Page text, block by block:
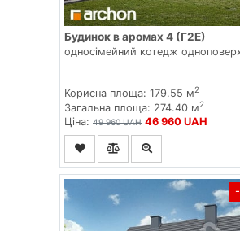
Будинок в аромах 4 (Г2Е)
односімейний котедж
Корисна площа: 179.55 м2
Загальна площа: 274.40 м2
Ціна: 49 960 UAH 46 960 UAH